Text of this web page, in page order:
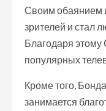
Своим обаянием
зрителей и стал
Благодаря этому
популярных
Кроме того,
занимается